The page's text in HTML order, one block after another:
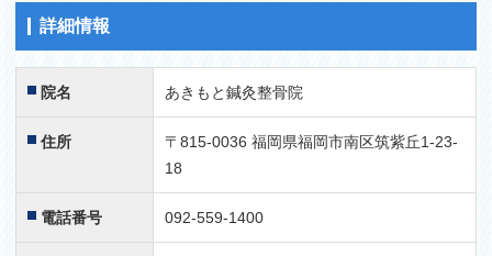
詳細情報
院名 あきもと鍼灸整骨院
住所
〒815-0036 福岡県福岡市南区筑紫丘1-23-
18
電話番号 092-559-1400